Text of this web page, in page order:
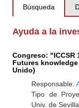
Búsqueda
Ayuda a la
Congreso: "ICCSR
Futures
Unido)
Responsable:
Tipo de
Univ. de Sevilla